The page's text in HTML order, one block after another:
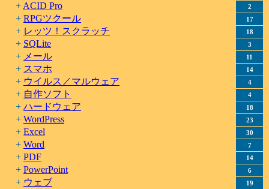
ACID Pro 2
RPGツクール 17
レッツ！スクラッチ 18
SQLite 3
メール 11
スマホ 14
ウイルス／マルウェア 4
自作ソフト 4
ハードウェア 18
WordPress 23
Excel 30
Word 7
PDF 14
PowerPoint 6
ウェブ 19